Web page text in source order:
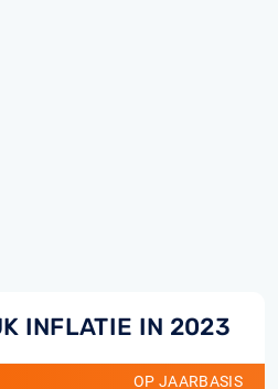
INFLATIE IN 2023
OP JAARBASIS